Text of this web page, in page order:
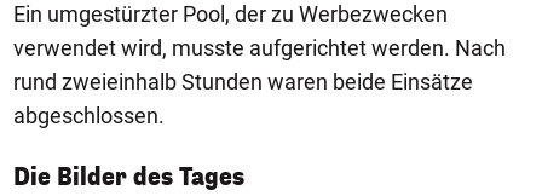
Ein umgestürzter Pool, der zu Werbezwecken
verwendet wird, musste aufgerichtet werden. Nach
rund zweieinhalb Stunden waren beide Einsätze
abgeschlossen.
Die Bilder des Tages
1/50